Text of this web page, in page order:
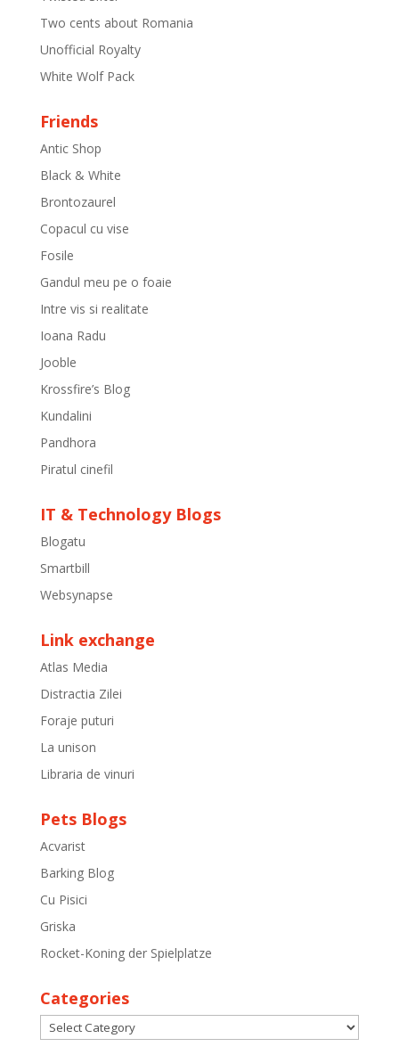
Two cents about Romania
Unofficial Royalty
White Wolf Pack
Friends
Antic Shop
Black & White
Brontozaurel
Copacul cu vise
Fosile
Gandul meu pe o foaie
Intre vis si realitate
Ioana Radu
Jooble
Krossfire’s Blog
Kundalini
Pandhora
Piratul cinefil
IT & Technology Blogs
Blogatu
Smartbill
Websynapse
Link exchange
Atlas Media
Distractia Zilei
Foraje puturi
La unison
Libraria de vinuri
Pets Blogs
Acvarist
Barking Blog
Cu Pisici
Griska
Rocket-Koning der Spielplatze
Categories
Categories